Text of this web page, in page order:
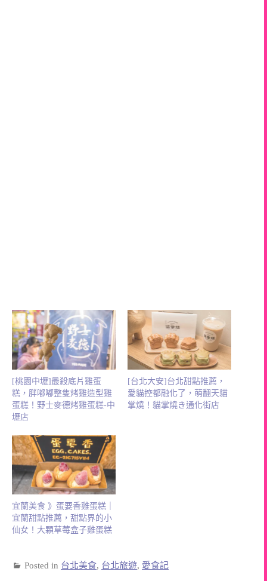
[桃園中壢]最殺底片雞蛋
糕，胖嘟嘟整隻烤雞造型雞
蛋糕！野士麥德烤雞蛋糕-中
壢店
[台北大安]台北甜點推薦，
愛貓控都融化了，萌翻天貓
掌燒！貓掌燒き通化街店
宜蘭美食 》蛋要香雞蛋糕｜
宜蘭甜點推薦，甜點界的小
仙女！大顆草莓盒子雞蛋糕
Posted in 台北美食, 台北旅遊, 愛食記